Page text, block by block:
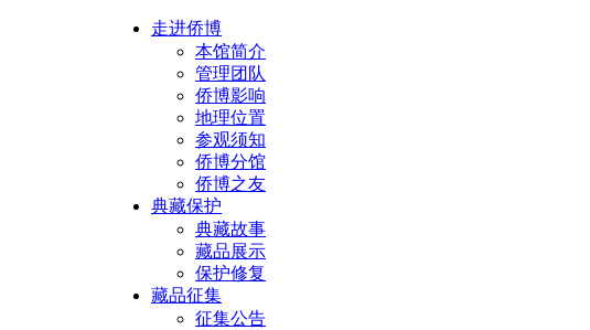
走进侨博
本馆简介
管理团队
侨博影响
地理位置
参观须知
侨博分馆
侨博之友
典藏保护
典藏故事
藏品展示
保护修复
藏品征集
征集公告